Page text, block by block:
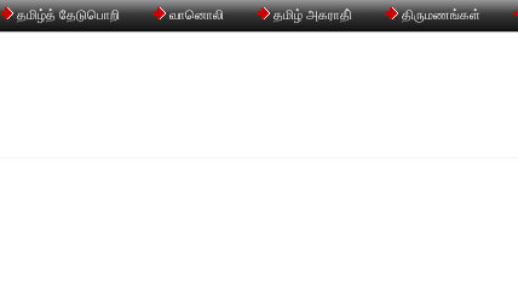
தமிழ்த் தேடுபொறி வானொலி தமிழ் அகராதி் திருமணங்கள்